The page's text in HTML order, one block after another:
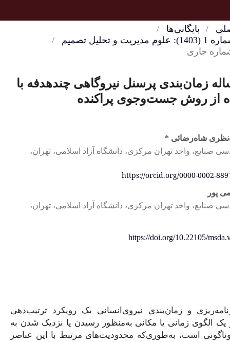
/
نیروگاهی چندهدفه با
پراکنده
دانشگاه آزاد اسلامی، تهران،
https://
دانشگاه آزاد اسلامی، تهران،
نیروی‌انسانی یک رویکرد ترتیب‌دهی
به‌منظور رسیدن یا نزدیک‌ شدن به
محدودیت‌های مرتبط با این عناصر